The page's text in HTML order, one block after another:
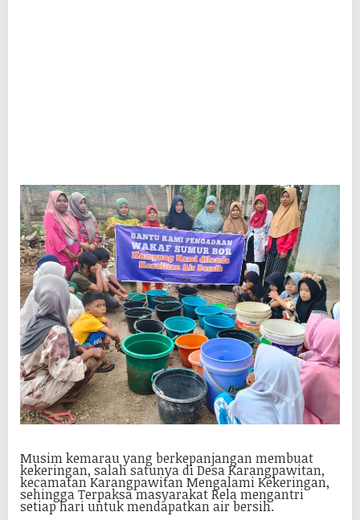
Musim kemarau yang berkepanjangan membuat
kekeringan, salah satunya di Desa Karangpawitan,
kecamatan Karangpawitan Mengalami Kekeringan,
sehingga Terpaksa masyarakat Rela mengantri
setiap hari untuk mendapatkan air bersih.